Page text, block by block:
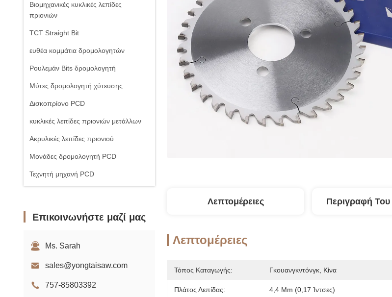
Βιομηχανικές κυκλικές λεπίδες
πριονιών
TCT Straight Bit
ευθέα κομμάτια δρομολογητών
Ρουλεμάν Bits δρομολογητή
Μύτες δρομολογητή χύτευσης
Δισκοπρίονο PCD
κυκλικές λεπίδες πριονιών μετάλλων
Ακρυλικές λεπίδες πριονιού
Μονάδες δρομολογητή PCD
Τεχνητή μηχανή PCD
Επικοινωνήστε μαζί μας
Ms. Sarah
sales@yongtaisaw.com
757-85803392
Λεπτομέρειες Περιγραφή Του
Λεπτομέρειες
Τόπος Καταγωγής: Γκουανγκντόνγκ, Κίνα
Πλάτος Λεπίδας: 4,4 Mm (0,17 Ίντσες)